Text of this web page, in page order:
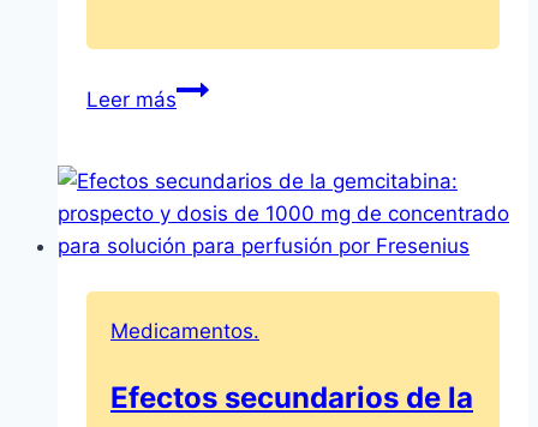
Leer másDeltius
prospecto,
dosis
y
uso
Medicamentos.
Efectos secundarios de la